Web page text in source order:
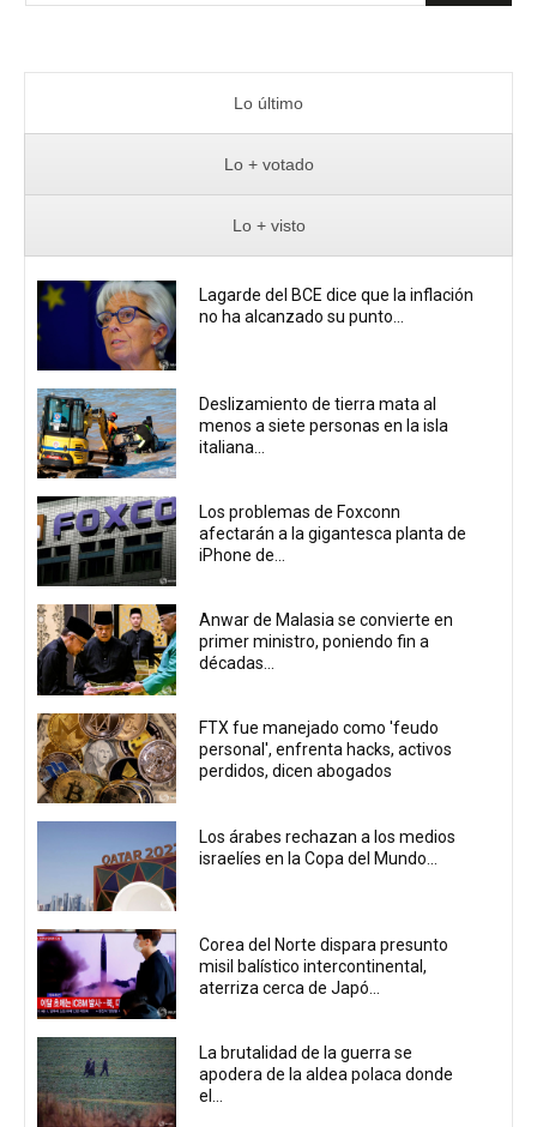
Lo último
Lo + votado
Lo + visto
Lagarde del BCE dice que la inflación
no ha alcanzado su punto...
Deslizamiento de tierra mata al
menos a siete personas en la isla
italiana...
Los problemas de Foxconn
afectarán a la gigantesca planta de
iPhone de...
Anwar de Malasia se convierte en
primer ministro, poniendo fin a
décadas...
FTX fue manejado como 'feudo
personal', enfrenta hacks, activos
perdidos, dicen abogados
Los árabes rechazan a los medios
israelíes en la Copa del Mundo...
Corea del Norte dispara presunto
misil balístico intercontinental,
aterriza cerca de Japó...
La brutalidad de la guerra se
apodera de la aldea polaca donde
el...